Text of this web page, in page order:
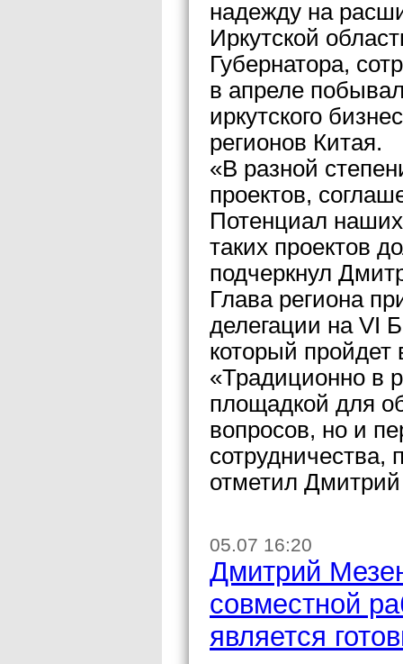
надежду на
Иркутской
Губернатора,
в апреле
иркутского
регионов Китая.
«В разной
проектов,
Потенциал
таких проектов
подчеркнул
Глава региона
делегации на VI
который пройдет
«Традиционно в
площадкой для
вопросов, но и
сотрудничества,
отметил
05.07 16:20
Дмитрий
совместной
является